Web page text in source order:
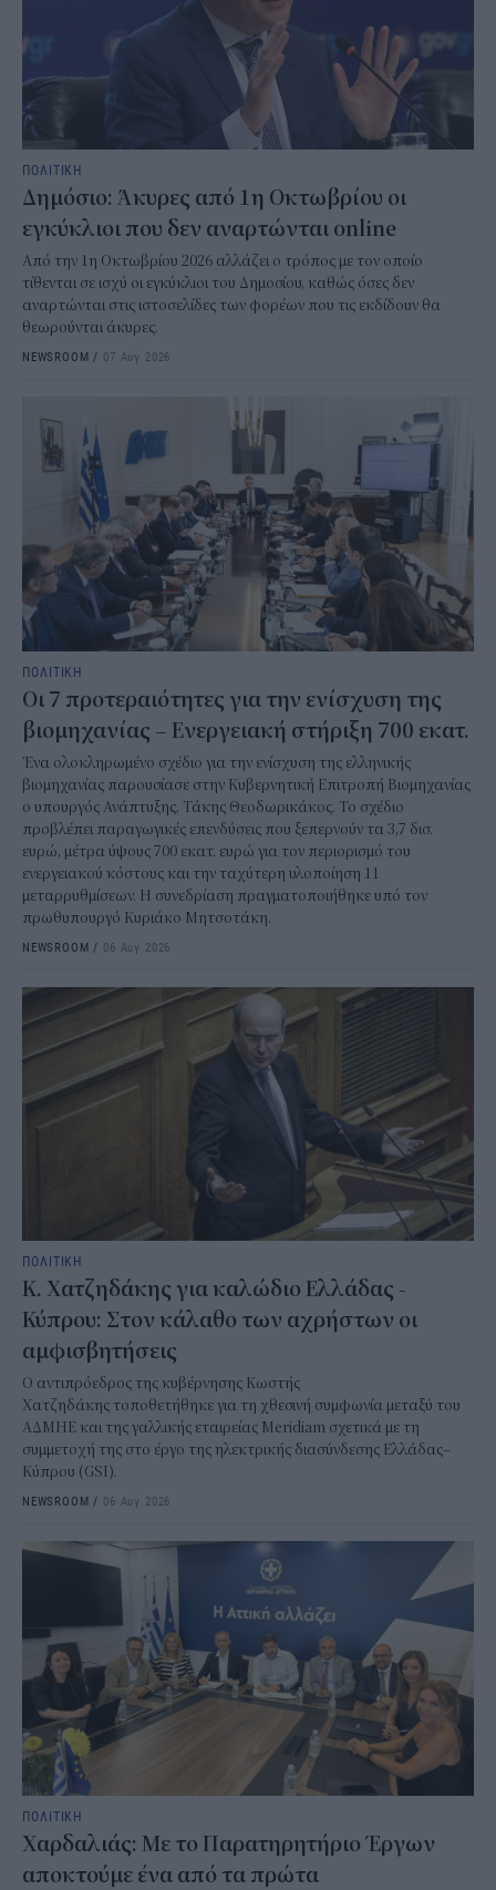
ΠΟΛΙΤΙΚΗ
Δημόσιο: Άκυρες από 1η Οκτωβρίου οι
εγκύκλιοι που δεν αναρτώνται online
Από την 1η Οκτωβρίου 2026 αλλάζει ο τρόπος με τον οποίο
τίθενται σε ισχύ οι εγκύκλιοι του Δημοσίου, καθώς όσες δεν
αναρτώνται στις ιστοσελίδες των φορέων που τις εκδίδουν θα
θεωρούνται άκυρες.
NEWSROOM / 07 Αυγ 2026
ΠΟΛΙΤΙΚΗ
Οι 7 προτεραιότητες για την ενίσχυση της
βιομηχανίας – Ενεργειακή στήριξη 700 εκατ.
Ένα ολοκληρωμένο σχέδιο για την ενίσχυση της ελληνικής
βιομηχανίας παρουσίασε στην Κυβερνητική Επιτροπή Βιομηχανίας
ο υπουργός Ανάπτυξης, Τάκης Θεοδωρικάκος. Το σχέδιο
προβλέπει παραγωγικές επενδύσεις που ξεπερνούν τα 3,7 δισ.
ευρώ, μέτρα ύψους 700 εκατ. ευρώ για τον περιορισμό του
ενεργειακού κόστους και την ταχύτερη υλοποίηση 11
μεταρρυθμίσεων. Η συνεδρίαση πραγματοποιήθηκε υπό τον
πρωθυπουργό Κυριάκο Μητσοτάκη.
NEWSROOM / 06 Αυγ 2026
ΠΟΛΙΤΙΚΗ
Κ. Χατζηδάκης για καλώδιο Ελλάδας -
Κύπρου: Στον κάλαθο των αχρήστων οι
αμφισβητήσεις
Ο αντιπρόεδρος της κυβέρνησης Κωστής
Χατζηδάκης τοποθετήθηκε για τη χθεσινή συμφωνία μεταξύ του
ΑΔΜΗΕ και της γαλλικής εταιρείας Meridiam σχετικά με τη
συμμετοχή της στο έργο της ηλεκτρικής διασύνδεσης Ελλάδας–
Κύπρου (GSI).
NEWSROOM / 06 Αυγ 2026
ΠΟΛΙΤΙΚΗ
Χαρδαλιάς: Με το Παρατηρητήριο Έργων
αποκτούμε ένα από τα πρώτα